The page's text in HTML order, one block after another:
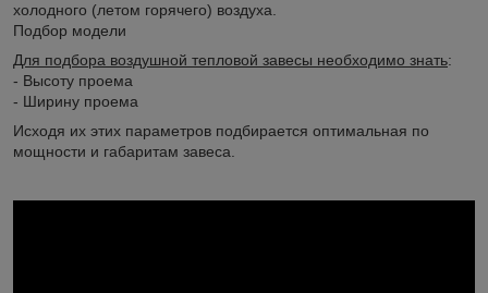
холодного (летом горячего) воздуха.
Подбор модели
Для подбора воздушной тепловой завесы необходимо знать:
- Высоту проема
- Ширину проема
Исходя их этих параметров подбирается оптимальная по
мощности и габаритам завеса.